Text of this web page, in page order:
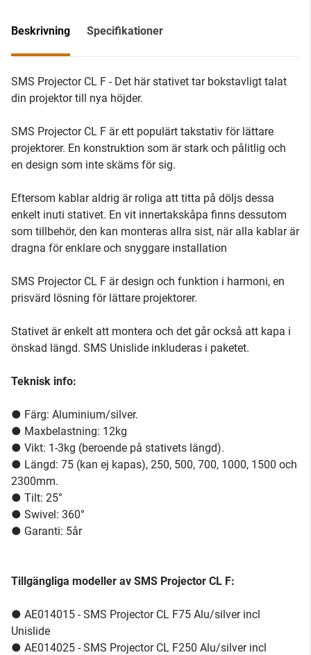
Beskrivning Specifikationer
SMS Projector CL F - Det här stativet tar bokstavligt talat
din projektor till nya höjder.
SMS Projector CL F är ett populärt takstativ för lättare
projektorer. En konstruktion som är stark och pålitlig och
en design som inte skäms för sig.
Eftersom kablar aldrig är roliga att titta på döljs dessa
enkelt inuti stativet. En vit innertakskåpa finns dessutom
som tillbehör, den kan monteras allra sist, när alla kablar är
dragna för enklare och snyggare installation
SMS Projector CL F är design och funktion i harmoni, en
prisvärd lösning för lättare projektorer.
Stativet är enkelt att montera och det går också att kapa i
önskad längd. SMS Unislide inkluderas i paketet.
Teknisk info:
● Färg: Aluminium/silver.
● Maxbelastning: 12kg
● Vikt: 1-3kg (beroende på stativets längd).
● Längd: 75 (kan ej kapas), 250, 500, 700, 1000, 1500 och
2300mm.
● Tilt: 25°
● Swivel: 360°
● Garanti: 5år
Tillgängliga modeller av SMS Projector CL F:
● AE014015 - SMS Projector CL F75 Alu/silver incl
Unislide
● AE014025 - SMS Projector CL F250 Alu/silver incl